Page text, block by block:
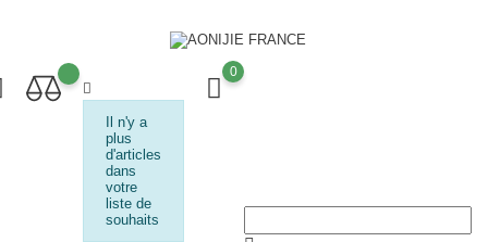
Il n'y a
plus
d'articles
dans
votre
liste de
souhaits
0